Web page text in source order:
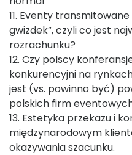
11. Eventy
gwizdek”, czyli co jest
rozrachunku?
12. Czy polscy
konkurencyjni na
jest (vs. powinno być)
polskich firm
13. Estetyka przekazu i
międzynarodowym
okazywania szacunku.